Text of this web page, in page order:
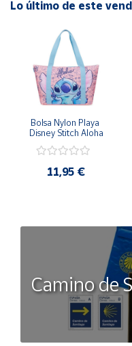
Condición:Nuevo,
Lo último de este
Bolsa Nylon Playa
Disney Stitch Aloha
11,95 €
Camino de